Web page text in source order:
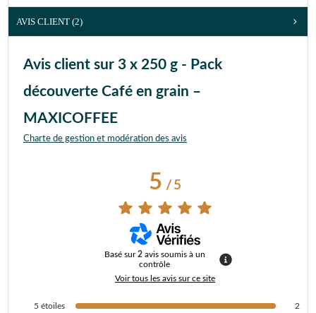
AVIS CLIENT (2)
Avis client sur 3 x 250 g - Pack
découverte Café en grain –
MAXICOFFEE
Charte de gestion et modération des avis
5/ 5
Basé sur2 avis soumis à un
contrôle
Voir tous les avis sur ce site
5 étoiles
2